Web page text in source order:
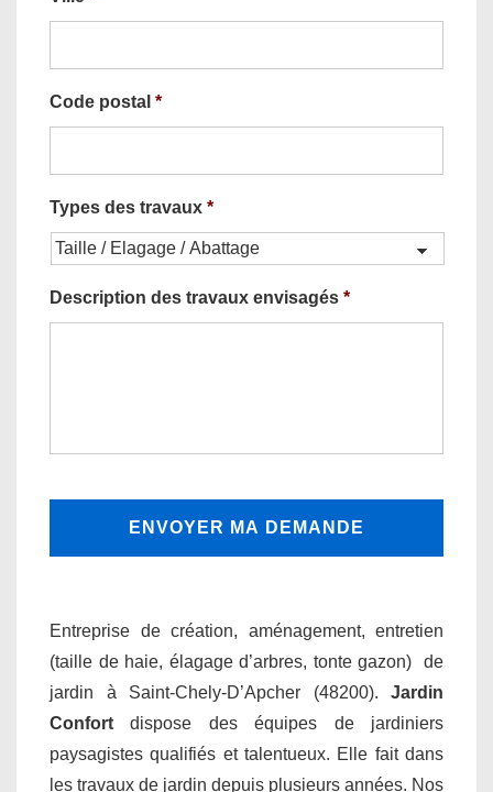
Code postal *
Types des travaux *
Description des travaux envisagés *
Entreprise de création, aménagement, entretien
(taille de haie, élagage d’arbres, tonte gazon) de
jardin à Saint-Chely-D’Apcher (48200). Jardin
Confort dispose des équipes de jardiniers
paysagistes qualifiés et talentueux. Elle fait dans
les travaux de jardin depuis plusieurs années. Nos